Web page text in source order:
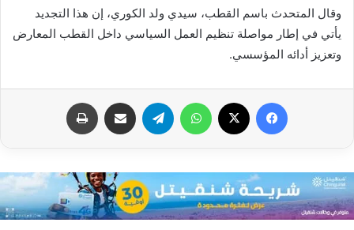
وقال المتحدث باسم القطب، سيدي ولد الكوري، إن هذا التجديد
يأتي في إطار مواصلة تنظيم العمل السياسي داخل القطب المعارض
وتعزيز أدائه المؤسسي.
فيسبوك واتساب تيلقرام مشاركة عبر البريد